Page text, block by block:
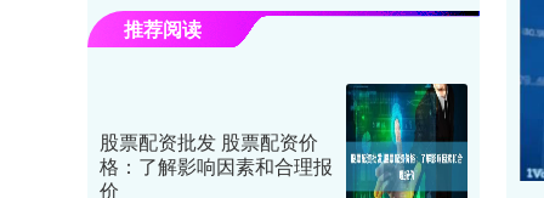
推荐阅读
股票配资批发 股票配资价
格：了解影响因素和合理报
价